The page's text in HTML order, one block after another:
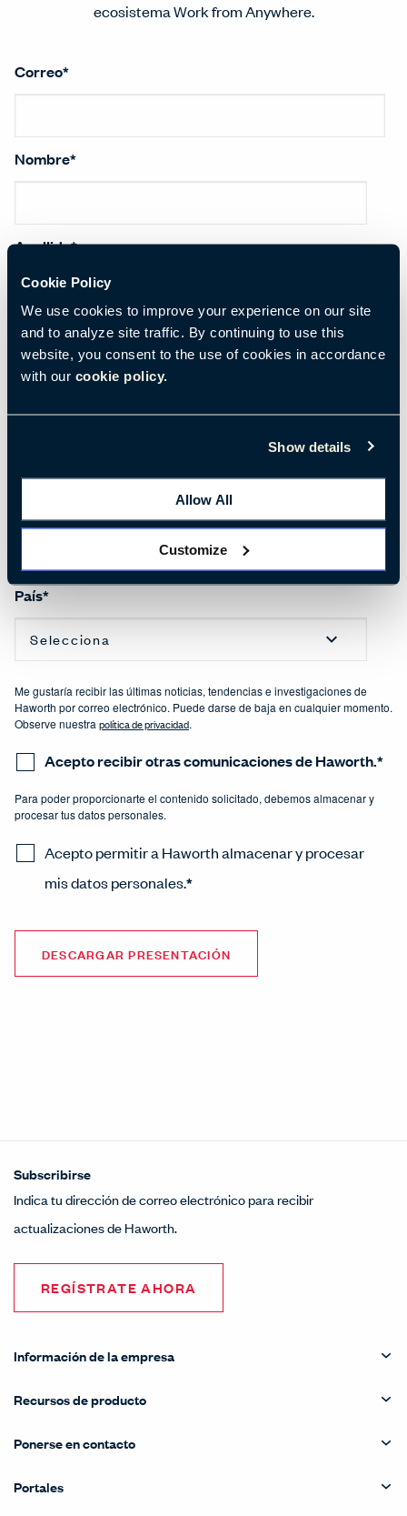
Cookie Policy
We use cookies to improve your experience on our site
and to analyze site traffic. By continuing to use this
website, you consent to the use of cookies in accordance
with our cookie policy.
Show details
Allow All
Customize
ecosistema Work from Anywhere.
Correo*
Nombre*
Apellido*
Saludo *
Empresa*
País*
Me gustaría recibir las últimas noticias, tendencias e investigaciones de
Haworth por correo electrónico. Puede darse de baja en cualquier momento.
Observe nuestra política de privacidad.
Acepto recibir otras comunicaciones de Haworth.*
Para poder proporcionarte el contenido solicitado, debemos almacenar y
procesar tus datos personales.
Acepto permitir a Haworth almacenar y procesar
mis datos personales.*
Subscribirse
Indica tu dirección de correo electrónico para recibir
actualizaciones de Haworth.
REGÍSTRATE AHORA
Información de la empresa
Recursos de producto
Ponerse en contacto
Portales